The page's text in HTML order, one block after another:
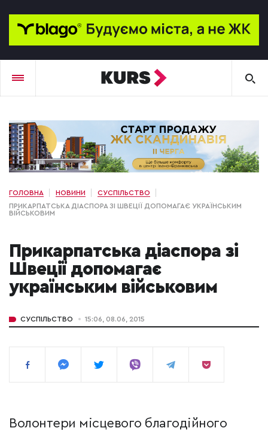
ГОЛОВНА НОВИНИ
СУСПІЛЬСТВО
ПРИКАРПАТСЬКА ДІАСПОРА ЗІ ШВЕЦІЇ ДОПОМАГАЄ УКРАЇНСЬКИМ
ВІЙСЬКОВИМ
Прикарпатська діаспора зі
Швеції допомагає
українським військовим
СУСПІЛЬСТВО 15:06, 08.06, 2015
Волонтери місцевого благодійного